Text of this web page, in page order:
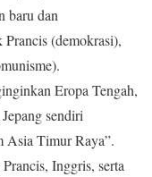
baru dan
(demokrasi),
Eropa Tengah,
sendiri
Asia Timur Raya”.
Inggris, serta